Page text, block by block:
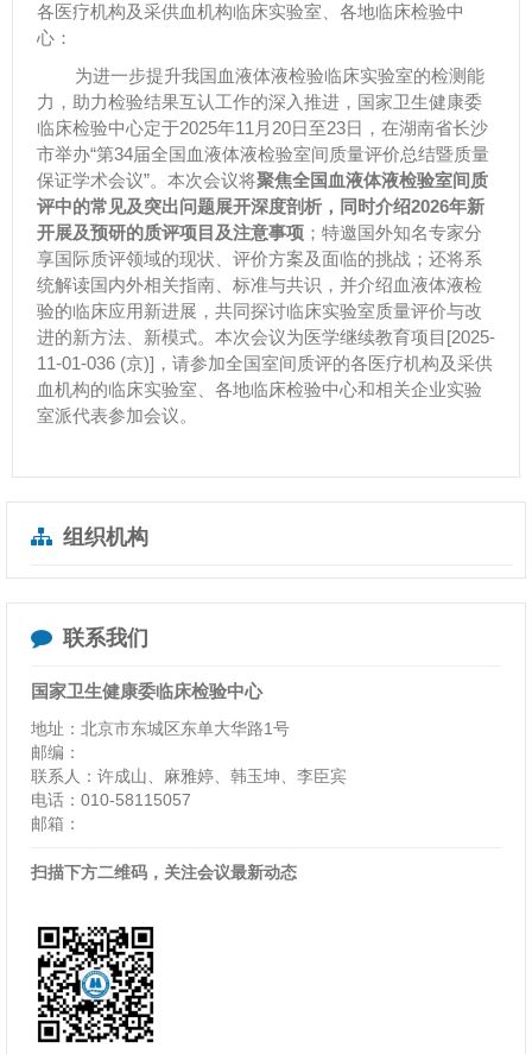
各医疗机构及采供血机构临床实验室、各地临床检验中
心：
为进一步提升我国血液体液检验临床实验室的检测能
力，助力检验结果互认工作的深入推进， 国家卫生健康委
临床检验中心定于2025年11 月 20日至23日，在湖南省长沙
市举办“第34届全国血液体液检验室间质量评价总结暨质量
保证学术会议”。本次会议将聚焦全国血液体液检验室间质
评中的常见及突出问题展开深度剖析，同时介绍2026年新
开展及预研的质评项目及注意事项 ；特邀国外知名专家分
享国际质评领域的现状、评价方案及面临的挑战；还将系
统解读国内外相关指南、标准与共识，并介绍血液体液检
验的临床应用新进展，共同探讨临床实验室质量评价与改
进的新方法、新模式。本次会议为医学继续教育项目 [2025-
11-01-036 (京)] ，请参加全国室间质评的各医疗机构及采供
血机构的临床实验室、各地临床检验中心和相关企业实验
室派代表参加会议。
组织机构
联系我们
国家卫生健康委临床检验中心
地址：北京市东城区东单大华路1号
邮编：
联系人：许成山、麻雅婷、韩玉坤、李臣宾
电话：010-58115057
邮箱：
扫描下方二维码，关注会议最新动态